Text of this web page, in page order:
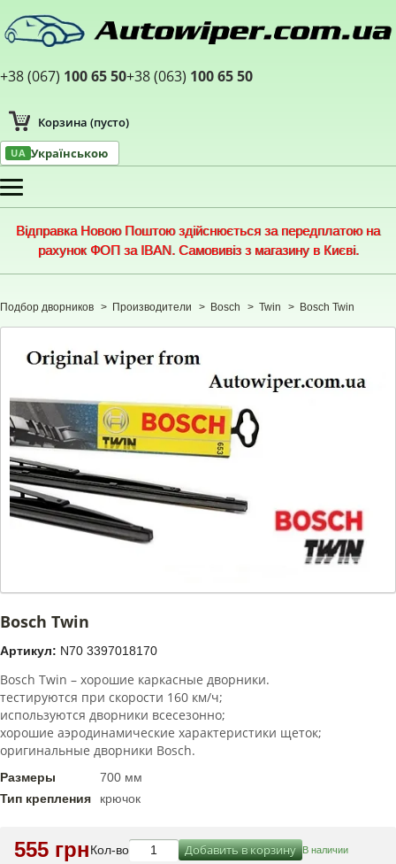
+38 (067) 100 65 50+38 (063) 100 65 50
Корзина (пусто)
UA Українською
Меню
Відправка Новою Поштою здійснюється за передплатою на
рахунок ФОП за IBAN. Самовивіз з магазину в Києві.
Подбор дворников > Производители > Bosch > Twin > Bosch Twin
Bosch Twin
Артикул: N70 3397018170
Bosch Twin – хорошие каркасные дворники.
тестируются при скорости 160 км/ч;
используются дворники всесезонно;
хорошие аэродинамические характеристики щеток;
оригинальные дворники Bosch.
Размеры
700 мм
Тип крепления
крючок
555 грнКол-во Добавить в корзину В наличии